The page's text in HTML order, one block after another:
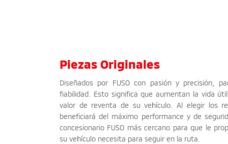
Piezas Originales
Diseñados por FUSO con pasión y precisión,
fiabilidad. Esto significa que aumentan la vida
valor de reventa de su vehículo. Al elegir los
beneficiará del máximo performance y de
concesionario FUSO más cercano para que le
su vehículo necesita para seguir en la ruta.